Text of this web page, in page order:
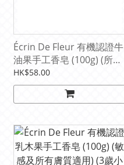
Écrin De Fleur 有機認證牛
油果手工香皂 (100g) (所有
膚質適用)
HK$58.00